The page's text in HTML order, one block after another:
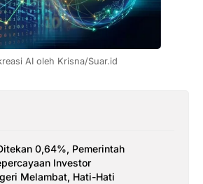
AI oleh Krisna/Suar.id
0,64%, Pemerintah
Investor
Melambat, Hati-Hati